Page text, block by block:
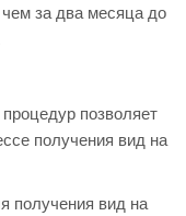
за два месяца до
позволяет
получения вид на
получения вид на